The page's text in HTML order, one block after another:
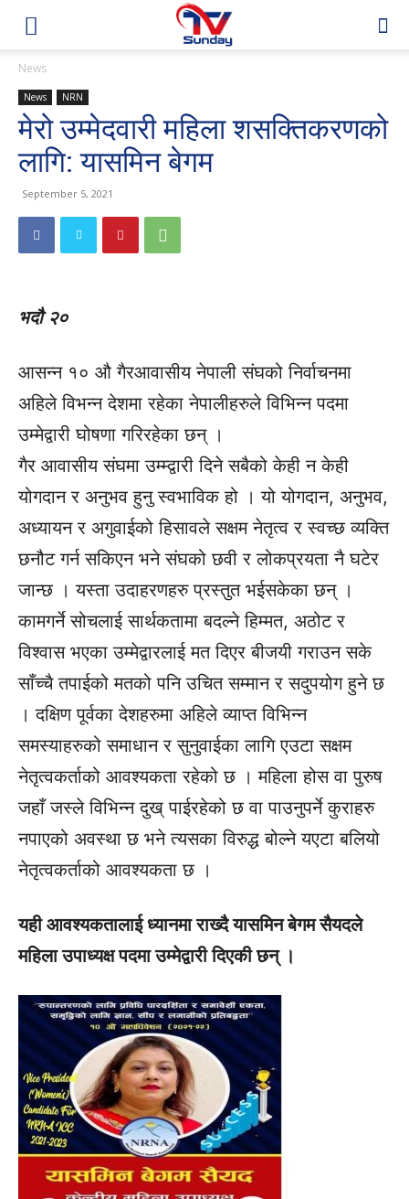
News
News NRN
मेरो उम्मेदवारी महिला शसक्तिकरणको
लागि: यासमिन बेगम
September 5, 2021
भदौ २०
आसन्न १० औ गैरआवासीय नेपाली संघको निर्वाचनमा
अहिले विभन्न देशमा रहेका नेपालीहरुले विभिन्न पदमा
उम्मेद्वारी घोषणा गरिरहेका छन् ।
गैर आवासीय संघमा उम्म्द्वारी दिने सबैको केही न केही
योगदान र अनुभव हुनु स्वभाविक हो । यो योगदान, अनुभव,
अध्यायन र अगुवाईको हिसावले सक्षम नेतृत्व र स्वच्छ व्यक्ति
छनौट गर्न सकिएन भने संघको छवी र लोकप्रयता नै घटेर
जान्छ । यस्ता उदाहरणहरु प्रस्तुत भईसकेका छन् ।
कामगर्ने सोचलाई सार्थकतामा बदल्ने हिम्मत, अठोट र
विश्वास भएका उम्मेद्वारलाई मत दिएर बीजयी गराउन सके
साँच्चै तपाईको मतको पनि उचित सम्मान र सदुपयोग हुने छ
। दक्षिण पूर्वका देशहरुमा अहिले व्याप्त विभिन्न
समस्याहरुको समाधान र सुनुवाईका लागि एउटा सक्षम
नेतृत्वकर्ताको आवश्यकता रहेको छ । महिला होस वा पुरुष
जहाँ जस्ले विभिन्न दुख् पाईरहेको छ वा पाउनुपर्ने कुराहरु
नपाएको अवस्था छ भने त्यसका विरुद्ध बोल्ने यएटा बलियो
नेतृत्वकर्ताको आवश्यकता छ ।
यही आवश्यकतालाई ध्यानमा राख्दै यासमिन बेगम सैयदले
महिला उपाध्यक्ष पदमा उम्मेद्वारी दिएकी छन् ।